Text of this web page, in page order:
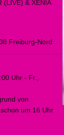
(LIVE) & XENIA
Freiburg-Nord
Uhr - Fr.,
von
um 16 Uhr